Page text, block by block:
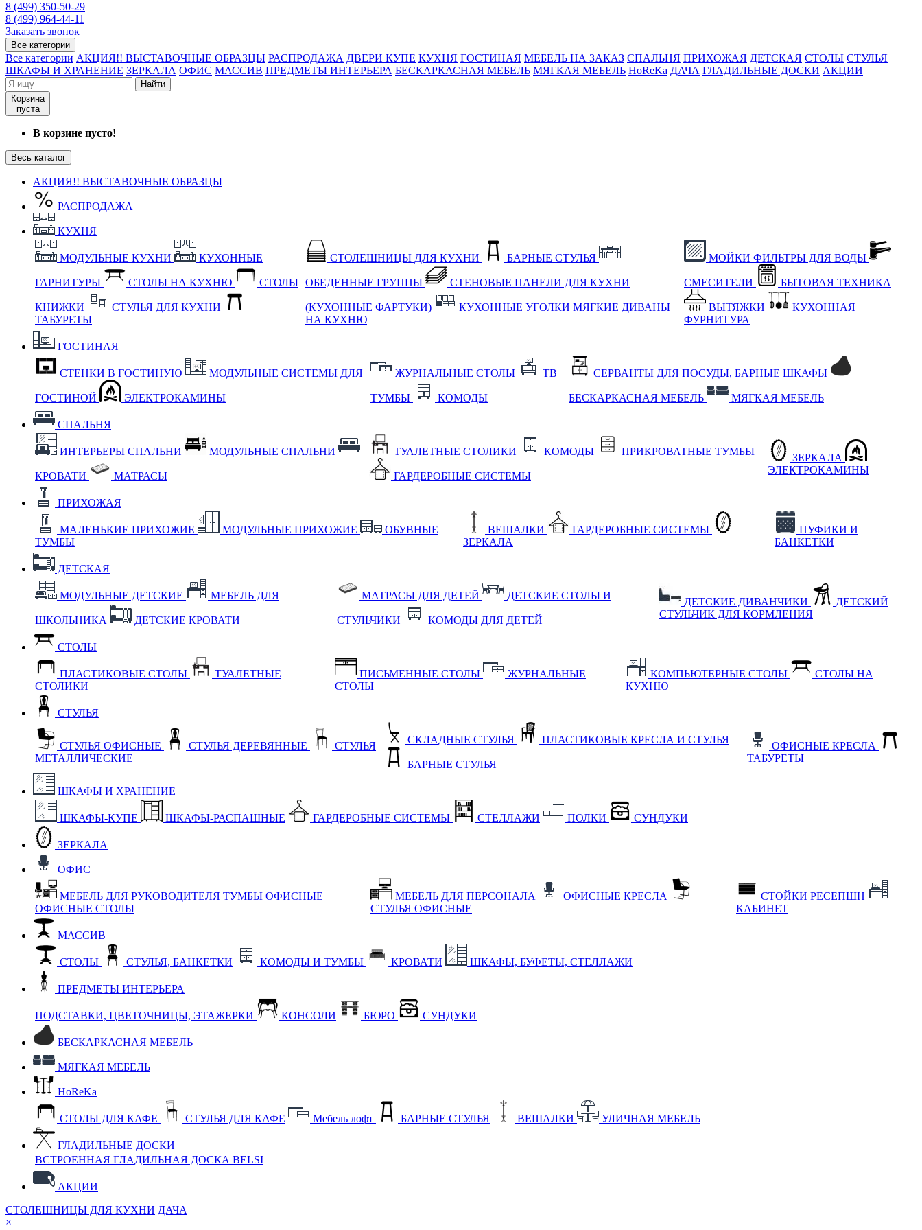
8 (499) 350-50-29
8 (499) 964-44-11
Заказать звонок
Все категории
Все категории АКЦИЯ!! ВЫСТАВОЧНЫЕ ОБРАЗЦЫ РАСПРОДАЖА ДВЕРИ КУПЕ КУХНЯ ГОСТИНАЯ МЕБЕЛЬ НА ЗАКАЗ СПАЛЬНЯ ПРИХОЖАЯ ДЕТСКАЯ СТОЛЫ СТУЛЬЯ
ШКАФЫ И ХРАНЕНИЕ ЗЕРКАЛА ОФИС МАССИВ ПРЕДМЕТЫ ИНТЕРЬЕРА БЕСКАРКАСНАЯ МЕБЕЛЬ МЯГКАЯ МЕБЕЛЬ HoReKa ДАЧА ГЛАДИЛЬНЫЕ ДОСКИ АКЦИИ
Найти
Корзина
пуста
В корзине пусто!
Весь каталог
АКЦИЯ!! ВЫСТАВОЧНЫЕ ОБРАЗЦЫ
РАСПРОДАЖА
КУХНЯ
МОДУЛЬНЫЕ КУХНИ КУХОННЫЕ
ГАРНИТУРЫ СТОЛЫ НА КУХНЮ СТОЛЫ
КНИЖКИ
СТУЛЬЯ ДЛЯ КУХНИ
ТАБУРЕТЫ
СТОЛЕШНИЦЫ ДЛЯ КУХНИ БАРНЫЕ СТУЛЬЯ
ОБЕДЕННЫЕ ГРУППЫ СТЕНОВЫЕ ПАНЕЛИ ДЛЯ КУХНИ
(КУХОННЫЕ ФАРТУКИ) КУХОННЫЕ УГОЛКИ МЯГКИЕ ДИВАНЫ
НА КУХНЮ
МОЙКИ ФИЛЬТРЫ ДЛЯ ВОДЫ
СМЕСИТЕЛИ БЫТОВАЯ ТЕХНИКА
ВЫТЯЖКИ
КУХОННАЯ
ФУРНИТУРА
ГОСТИНАЯ
СТЕНКИ В ГОСТИНУЮ МОДУЛЬНЫЕ СИСТЕМЫ ДЛЯ
ГОСТИНОЙ ЭЛЕКТРОКАМИНЫ
ЖУРНАЛЬНЫЕ СТОЛЫ ТВ
ТУМБЫ КОМОДЫ
СЕРВАНТЫ ДЛЯ ПОСУДЫ, БАРНЫЕ ШКАФЫ
БЕСКАРКАСНАЯ МЕБЕЛЬ МЯГКАЯ МЕБЕЛЬ
СПАЛЬНЯ
ИНТЕРЬЕРЫ СПАЛЬНИ МОДУЛЬНЫЕ СПАЛЬНИ
КРОВАТИ МАТРАСЫ
ТУАЛЕТНЫЕ СТОЛИКИ КОМОДЫ ПРИКРОВАТНЫЕ ТУМБЫ
ГАРДЕРОБНЫЕ СИСТЕМЫ
ЗЕРКАЛА
ЭЛЕКТРОКАМИНЫ
ПРИХОЖАЯ
МАЛЕНЬКИЕ ПРИХОЖИЕ МОДУЛЬНЫЕ ПРИХОЖИЕ
ОБУВНЫЕ
ТУМБЫ
ВЕШАЛКИ
ГАРДЕРОБНЫЕ СИСТЕМЫ
ЗЕРКАЛА
ПУФИКИ И
БАНКЕТКИ
ДЕТСКАЯ
МОДУЛЬНЫЕ ДЕТСКИЕ МЕБЕЛЬ ДЛЯ
ШКОЛЬНИКА ДЕТСКИЕ КРОВАТИ
МАТРАСЫ ДЛЯ ДЕТЕЙ ДЕТСКИЕ СТОЛЫ И
СТУЛЬЧИКИ КОМОДЫ ДЛЯ ДЕТЕЙ
ДЕТСКИЕ ДИВАНЧИКИ
ДЕТСКИЙ
СТУЛЬЧИК ДЛЯ КОРМЛЕНИЯ
СТОЛЫ
ПЛАСТИКОВЫЕ СТОЛЫ
ТУАЛЕТНЫЕ
СТОЛИКИ
ПИСЬМЕННЫЕ СТОЛЫ
ЖУРНАЛЬНЫЕ
СТОЛЫ
КОМПЬЮТЕРНЫЕ СТОЛЫ
СТОЛЫ НА
КУХНЮ
СТУЛЬЯ
СТУЛЬЯ ОФИСНЫЕ СТУЛЬЯ ДЕРЕВЯННЫЕ
СТУЛЬЯ
МЕТАЛЛИЧЕСКИЕ
СКЛАДНЫЕ СТУЛЬЯ ПЛАСТИКОВЫЕ КРЕСЛА И СТУЛЬЯ
БАРНЫЕ СТУЛЬЯ
ОФИСНЫЕ КРЕСЛА
ТАБУРЕТЫ
ШКАФЫ И ХРАНЕНИЕ
ШКАФЫ-КУПЕ ШКАФЫ-РАСПАШНЫЕ ГАРДЕРОБНЫЕ СИСТЕМЫ СТЕЛЛАЖИ ПОЛКИ СУНДУКИ
ЗЕРКАЛА
ОФИС
МЕБЕЛЬ ДЛЯ РУКОВОДИТЕЛЯ ТУМБЫ ОФИСНЫЕ
ОФИСНЫЕ СТОЛЫ
МЕБЕЛЬ ДЛЯ ПЕРСОНАЛА
ОФИСНЫЕ КРЕСЛА
СТУЛЬЯ ОФИСНЫЕ
СТОЙКИ РЕСЕПШН
КАБИНЕТ
МАССИВ
СТОЛЫ СТУЛЬЯ, БАНКЕТКИ КОМОДЫ И ТУМБЫ КРОВАТИ ШКАФЫ, БУФЕТЫ, СТЕЛЛАЖИ
ПРЕДМЕТЫ ИНТЕРЬЕРА
ПОДСТАВКИ, ЦВЕТОЧНИЦЫ, ЭТАЖЕРКИ КОНСОЛИ БЮРО СУНДУКИ
БЕСКАРКАСНАЯ МЕБЕЛЬ
МЯГКАЯ МЕБЕЛЬ
HoReKa
СТОЛЫ ДЛЯ КАФЕ СТУЛЬЯ ДЛЯ КАФЕ Мебель лофт БАРНЫЕ СТУЛЬЯ ВЕШАЛКИ УЛИЧНАЯ МЕБЕЛЬ
ГЛАДИЛЬНЫЕ ДОСКИ
ВСТРОЕННАЯ ГЛАДИЛЬНАЯ ДОСКА BELSI
АКЦИИ
СТОЛЕШНИЦЫ ДЛЯ КУХНИ ДАЧА
×